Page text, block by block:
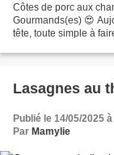
Côtes de porc aux
Gourmands(es) 😍
tête, toute simple à
Lasagnes au
Publié le 14/05/2025
Par Mamylie